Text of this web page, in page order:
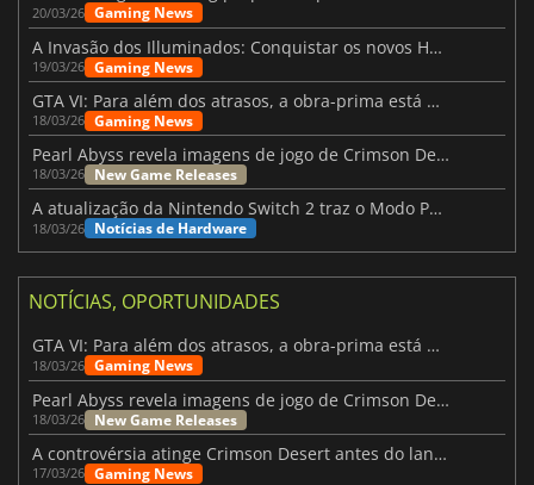
20/03/26 Gaming News
A Invasão dos Illuminados: Conquistar os novos Helldivers 2 Atualização!
19/03/26 Gaming News
GTA VI: Para além dos atrasos, a obra-prima está quase a chegar
18/03/26 Gaming News
Pearl Abyss revela imagens de jogo de Crimson Desert para a PS5
18/03/26 New Game Releases
A atualização da Nintendo Switch 2 traz o Modo Portátil aos jogos mais antigos da Switch
18/03/26 Notícias de Hardware
NOTÍCIAS, OPORTUNIDADES
GTA VI: Para além dos atrasos, a obra-prima está quase a chegar
18/03/26 Gaming News
Pearl Abyss revela imagens de jogo de Crimson Desert para a PS5
18/03/26 New Game Releases
A controvérsia atinge Crimson Desert antes do lançamento
17/03/26 Gaming News